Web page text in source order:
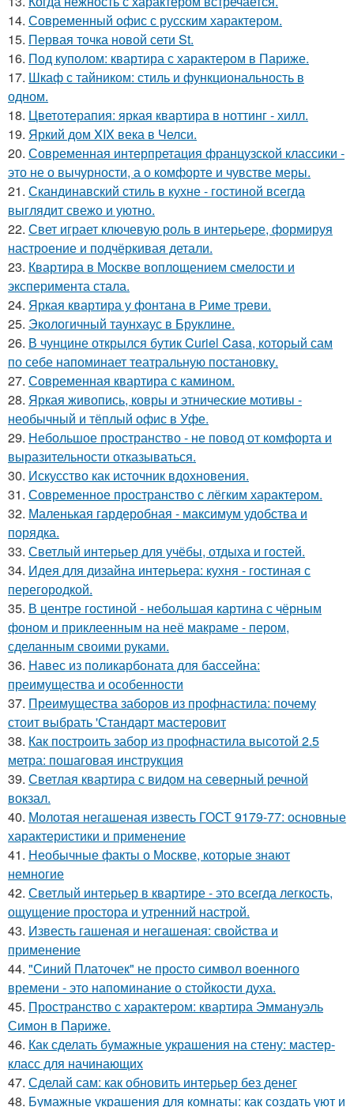
14. Современный офис с русским характером.
15. Первая точка новой сети St.
16. Под куполом: квартира с характером в Париже.
17. Шкаф с тайником: стиль и функциональность в
одном.
18. Цветотерапия: яркая квартира в ноттинг - хилл.
19. Яркий дом XIX века в Челси.
20. Современная интерпретация французской классики -
это не о вычурности, а о комфорте и чувстве меры.
21. Скандинавский стиль в кухне - гостиной всегда
выглядит свежо и уютно.
22. Свет играет ключевую роль в интерьере, формируя
настроение и подчёркивая детали.
23. Квартира в Москве воплощением смелости и
эксперимента стала.
24. Яркая квартира у фонтана в Риме треви.
25. Экологичный таунхаус в Бруклине.
26. В чунцине открылся бутик Curiel Casa, который сам
по себе напоминает театральную постановку.
27. Современная квартира с камином.
28. Яркая живопись, ковры и этнические мотивы -
необычный и тёплый офис в Уфе.
29. Небольшое пространство - не повод от комфорта и
выразительности отказываться.
30. Искусство как источник вдохновения.
31. Современное пространство с лёгким характером.
32. Маленькая гардеробная - максимум удобства и
порядка.
33. Светлый интерьер для учёбы, отдыха и гостей.
34. Идея для дизайна интерьера: кухня - гостиная с
перегородкой.
35. В центре гостиной - небольшая картина с чёрным
фоном и приклеенным на неё макраме - пером,
сделанным своими руками.
36. Навес из поликарбоната для бассейна:
преимущества и особенности
37. Преимущества заборов из профнастила: почему
стоит выбрать 'Стандарт мастеровит
38. Как построить забор из профнастила высотой 2.5
метра: пошаговая инструкция
39. Светлая квартира с видом на северный речной
вокзал.
40. Молотая негашеная известь ГОСТ 9179-77: основные
характеристики и применение
41. Необычные факты о Москве, которые знают
немногие
42. Светлый интерьер в квартире - это всегда легкость,
ощущение простора и утренний настрой.
43. Известь гашеная и негашеная: свойства и
применение
44. "Синий Платочек" не просто символ военного
времени - это напоминание о стойкости духа.
45. Пространство с характером: квартира Эммануэль
Симон в Париже.
46. Как сделать бумажные украшения на стену: мастер-
класс для начинающих
47. Сделай сам: как обновить интерьер без денег
48. Бумажные украшения для комнаты: как создать уют и